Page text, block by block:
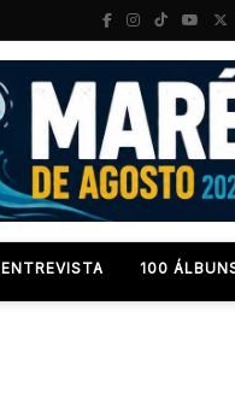
ENTREVISTA 100